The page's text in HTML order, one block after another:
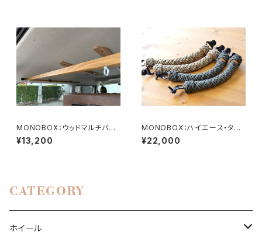
MONOBOX：ウッドマルチバー
（ハイエース用）
¥13,200
MONOBOX：ハイエース・タウ
ンエース用アシストグリップ2本
SET
¥22,000
CATEGORY
ホイール